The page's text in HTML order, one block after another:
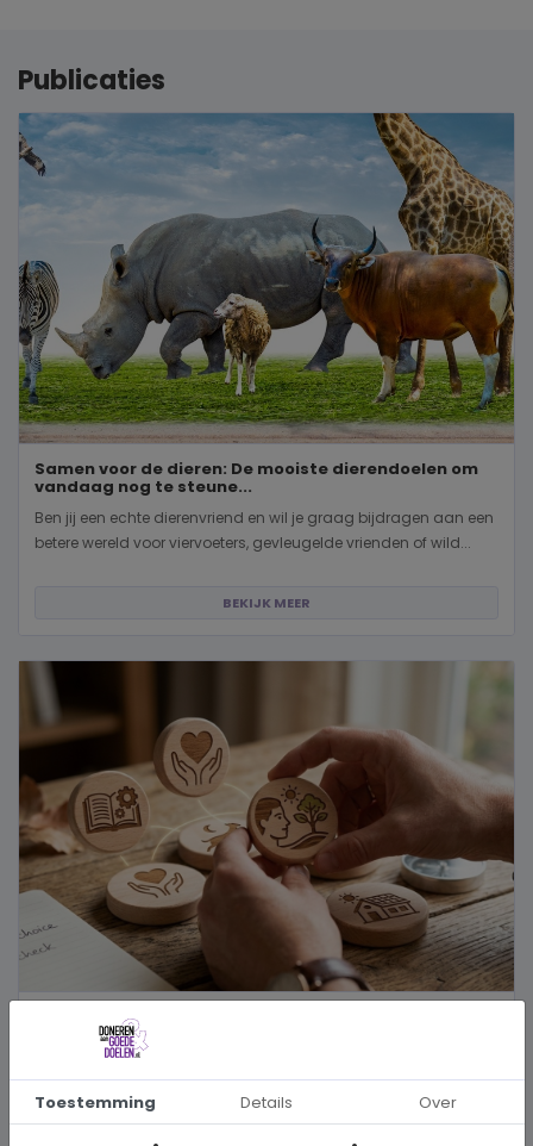
Publicaties
Samen voor de dieren: De mooiste dierendoelen om
vandaag nog te steune...
Ben jij een echte dierenvriend en wil je graag bijdragen aan een
betere wereld voor viervoeters, gevleugelde vrienden of wild...
BEKIJK MEER
Hoe kies je een goed doel dat écht bij je past?
Toestemming Details Over